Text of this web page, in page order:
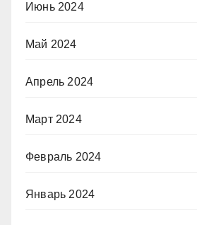
Июнь 2024
Май 2024
Апрель 2024
Март 2024
Февраль 2024
Январь 2024